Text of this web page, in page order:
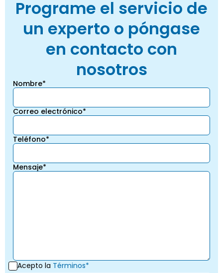
Programe el servicio de
un experto o póngase
en contacto con
nosotros
Nombre*
Correo electrónico*
Teléfono*
Mensaje*
Acepto la Términos*